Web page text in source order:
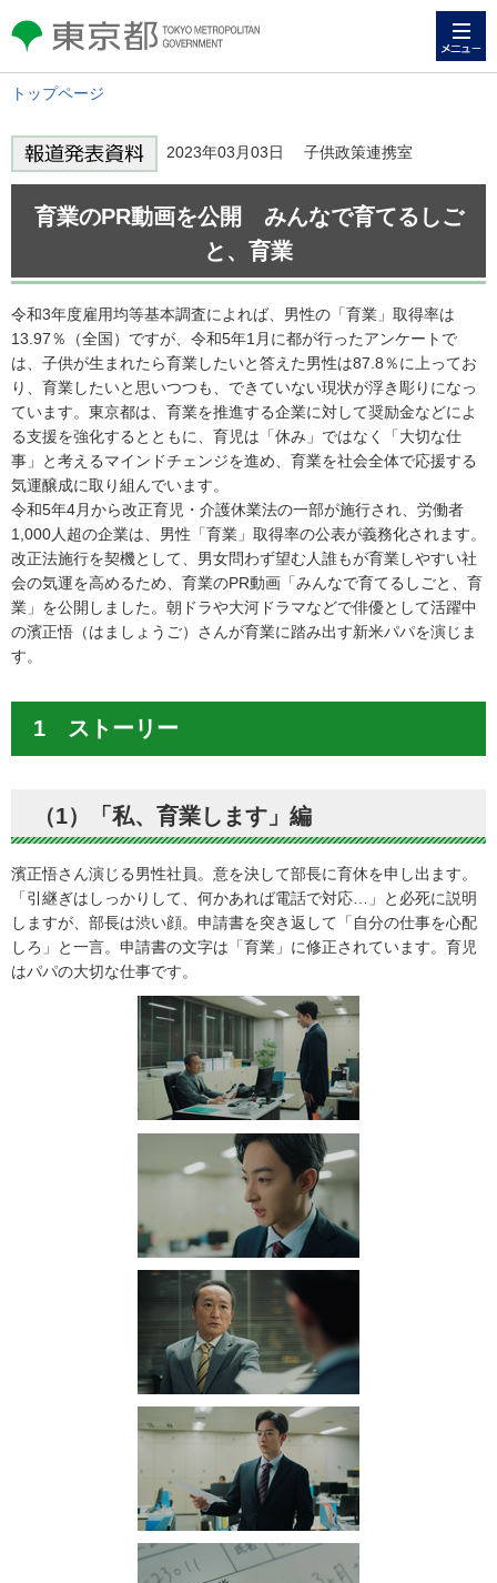
東京都 TOKYO METROPOLITAN
GOVERNMENT
トップページ
2023年03月03日 子供政策連携室
育業のPR動画を公開 みんなで育てるしご
と、育業
令和3年度雇用均等基本調査によれば、男性の「育業」取得率は
13.97％（全国）ですが、令和5年1月に都が行ったアンケートで
は、子供が生まれたら育業したいと答えた男性は87.8％に上ってお
り、育業したいと思いつつも、できていない現状が浮き彫りになっ
ています。東京都は、育業を推進する企業に対して奨励金などによ
る支援を強化するとともに、育児は「休み」ではなく「大切な仕
事」と考えるマインドチェンジを進め、育業を社会全体で応援する
気運醸成に取り組んでいます。
令和5年4月から改正育児・介護休業法の一部が施行され、労働者
1,000人超の企業は、男性「育業」取得率の公表が義務化されます。
改正法施行を契機として、男女問わず望む人誰もが育業しやすい社
会の気運を高めるため、育業のPR動画「みんなで育てるしごと、育
業」を公開しました。朝ドラや大河ドラマなどで俳優として活躍中
の濱正悟（はましょうご）さんが育業に踏み出す新米パパを演じま
す。
1 ストーリー
（1）「私、育業します」編
濱正悟さん演じる男性社員。意を決して部長に育休を申し出ます。
「引継ぎはしっかりして、何かあれば電話で対応…」と必死に説明
しますが、部長は渋い顔。申請書を突き返して「自分の仕事を心配
しろ」と一言。申請書の文字は「育業」に修正されています。育児
はパパの大切な仕事です。